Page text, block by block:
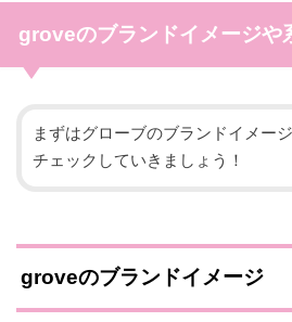
groveのブランドイメージや
まずはグローブのブランドイメー
チェックしていきましょう！
groveのブランドイメージ